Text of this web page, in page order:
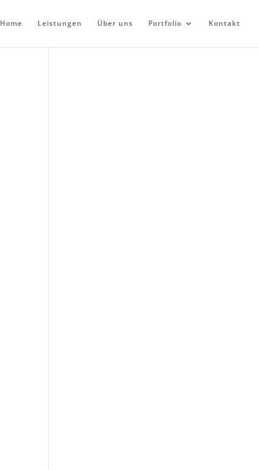
Home Leistungen Über uns Portfolio Kontakt